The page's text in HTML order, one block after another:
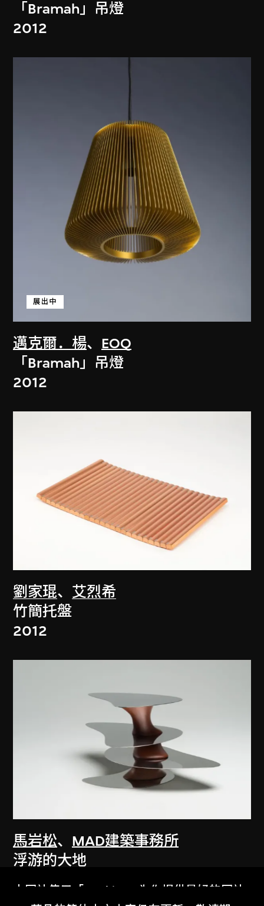
「Bramah」吊燈
2012
邁克爾．楊、 EOQ
展出中
「Bramah」吊燈
2012
劉家琨、 艾烈希
竹簡托盤
2012
馬岩松、 MAD建築事務所
浮游的大地
2012
本网站使用「Cookies」为你提供最好的网站